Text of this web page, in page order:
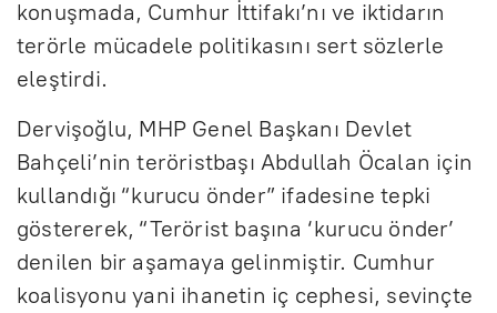
konuşmada, Cumhur İttifakı’nı ve iktidarın
terörle mücadele politikasını sert sözlerle
eleştirdi.
Dervişoğlu, MHP Genel Başkanı Devlet
Bahçeli’nin teröristbaşı Abdullah Öcalan için
kullandığı “kurucu önder” ifadesine tepki
göstererek, “Terörist başına ‘kurucu önder’
denilen bir aşamaya gelinmiştir. Cumhur
koalisyonu yani ihanetin iç cephesi, sevinçte